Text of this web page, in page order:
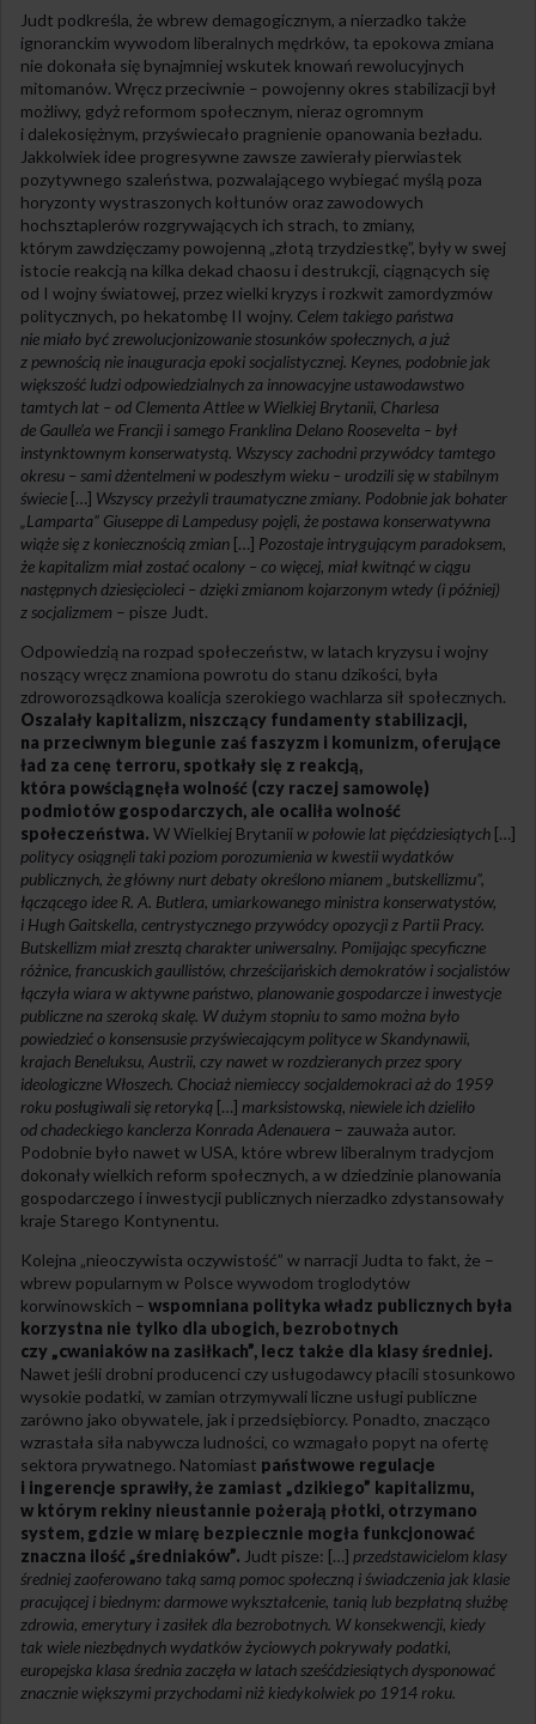
Judt podkreśla, że wbrew demagogicznym, a nierzadko także
ignoranckim wywodom liberalnych mędrków, ta epokowa zmiana
nie dokonała się bynajmniej wskutek knowań rewolucyjnych
mitomanów. Wręcz przeciwnie – powojenny okres stabilizacji był
możliwy, gdyż reformom społecznym, nieraz ogromnym
i dalekosiężnym, przyświecało pragnienie opanowania bezładu.
Jakkolwiek idee progresywne zawsze zawierały pierwiastek
pozytywnego szaleństwa, pozwalającego wybiegać myślą poza
horyzonty wystraszonych kołtunów oraz zawodowych
hochsztaplerów rozgrywających ich strach, to zmiany,
którym zawdzięczamy powojenną „złotą trzydziestkę”, były w swej
istocie reakcją na kilka dekad chaosu i destrukcji, ciągnących się
od I wojny światowej, przez wielki kryzys i rozkwit zamordyzmów
politycznych, po hekatombę II wojny. Celem takiego państwa
nie miało być zrewolucjonizowanie stosunków społecznych, a już
z pewnością nie inauguracja epoki socjalistycznej. Keynes, podobnie jak
większość ludzi odpowiedzialnych za innowacyjne ustawodawstwo
tamtych lat – od Clementa Attlee w Wielkiej Brytanii, Charlesa
de Gaulle’a we Francji i samego Franklina Delano Roosevelta – był
instynktownym konserwatystą. Wszyscy zachodni przywódcy tamtego
okresu – sami dżentelmeni w podeszłym wieku – urodzili się w stabilnym
świecie […] Wszyscy przeżyli traumatyczne zmiany. Podobnie jak bohater
„Lamparta” Giuseppe di Lampedusy pojęli, że postawa konserwatywna
wiąże się z koniecznością zmian […] Pozostaje intrygującym paradoksem,
że kapitalizm miał zostać ocalony – co więcej, miał kwitnąć w ciągu
następnych dziesięcioleci – dzięki zmianom kojarzonym wtedy (i później)
z socjalizmem – pisze Judt.
Odpowiedzią na rozpad społeczeństw, w latach kryzysu i wojny
noszący wręcz znamiona powrotu do stanu dzikości, była
zdroworozsądkowa koalicja szerokiego wachlarza sił społecznych.
Oszalały kapitalizm, niszczący fundamenty stabilizacji,
na przeciwnym biegunie zaś faszyzm i komunizm, oferujące
ład za cenę terroru, spotkały się z reakcją,
która powściągnęła wolność (czy raczej samowolę)
podmiotów gospodarczych, ale ocaliła wolność
społeczeństwa. W Wielkiej Brytanii w połowie lat pięćdziesiątych […]
politycy osiągnęli taki poziom porozumienia w kwestii wydatków
publicznych, że główny nurt debaty określono mianem „butskellizmu”,
łączącego idee R. A. Butlera, umiarkowanego ministra konserwatystów,
i Hugh Gaitskella, centrystycznego przywódcy opozycji z Partii Pracy.
Butskellizm miał zresztą charakter uniwersalny. Pomijając specyficzne
różnice, francuskich gaullistów, chrześcijańskich demokratów i socjalistów
łączyła wiara w aktywne państwo, planowanie gospodarcze i inwestycje
publiczne na szeroką skalę. W dużym stopniu to samo można było
powiedzieć o konsensusie przyświecającym polityce w Skandynawii,
krajach Beneluksu, Austrii, czy nawet w rozdzieranych przez spory
ideologiczne Włoszech. Chociaż niemieccy socjaldemokraci aż do 1959
roku posługiwali się retoryką […] marksistowską, niewiele ich dzieliło
od chadeckiego kanclerza Konrada Adenauera – zauważa autor.
Podobnie było nawet w USA, które wbrew liberalnym tradycjom
dokonały wielkich reform społecznych, a w dziedzinie planowania
gospodarczego i inwestycji publicznych nierzadko zdystansowały
kraje Starego Kontynentu.
Kolejna „nieoczywista oczywistość” w narracji Judta to fakt, że –
wbrew popularnym w Polsce wywodom troglodytów
korwinowskich – wspomniana polityka władz publicznych była
korzystna nie tylko dla ubogich, bezrobotnych
czy „cwaniaków na zasiłkach”, lecz także dla klasy średniej.
Nawet jeśli drobni producenci czy usługodawcy płacili stosunkowo
wysokie podatki, w zamian otrzymywali liczne usługi publiczne
zarówno jako obywatele, jak i przedsiębiorcy. Ponadto, znacząco
wzrastała siła nabywcza ludności, co wzmagało popyt na ofertę
sektora prywatnego. Natomiast państwowe regulacje
i ingerencje sprawiły, że zamiast „dzikiego” kapitalizmu,
w którym rekiny nieustannie pożerają płotki, otrzymano
system, gdzie w miarę bezpiecznie mogła funkcjonować
znaczna ilość „średniaków”. Judt pisze: […] przedstawicielom klasy
średniej zaoferowano taką samą pomoc społeczną i świadczenia jak klasie
pracującej i biednym: darmowe wykształcenie, tanią lub bezpłatną służbę
zdrowia, emerytury i zasiłek dla bezrobotnych. W konsekwencji, kiedy
tak wiele niezbędnych wydatków życiowych pokrywały podatki,
europejska klasa średnia zaczęła w latach sześćdziesiątych dysponować
znacznie większymi przychodami niż kiedykolwiek po 1914 roku.